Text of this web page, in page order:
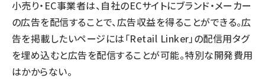
小売り・EC事業者は、自社のECサイトにブランド・メーカー
の広告を配信することで、広告収益を得ることができる。広
告を掲載したいページには「Retail Linker」の配信用タグ
を埋め込むと広告を配信することが可能。特別な開発費用
はかからない。